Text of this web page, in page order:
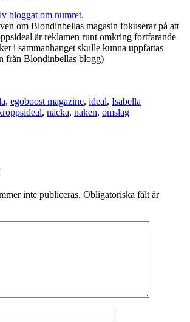
bloggat om numret.
om Blondinbellas magasin fokuserar på att
är reklamen runt omkring fortfarande
i sammanhanget skulle kunna uppfattas
från Blondinbellas blogg)
, egoboost magazine, ideal, Isabella
, näcka, naken, omslag
inte publiceras. Obligatoriska fält är